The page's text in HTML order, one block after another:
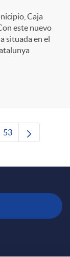
Caja
este nuevo
situada en el
intermedias
Página
53